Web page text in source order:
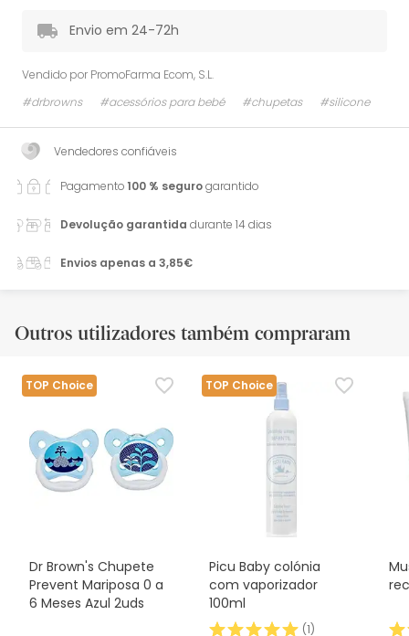
Envio em 24-72h
Vendido por PromoFarma Ecom, S.L.
#drbrowns
#acessórios para bebé #chupetas #silicone
Vendedores confiáveis
Pagamento100 % segurogarantido
Devolução garantida durante 14 dias
Envios apenas a 3,85€
Outros utilizadores também compraram
TOP Choice
Dr Brown's Chupete
Prevent Mariposa 0 a
6 Meses Azul 2uds
TOP Choice
Picu Baby colónia
com vaporizador
100ml
(1)